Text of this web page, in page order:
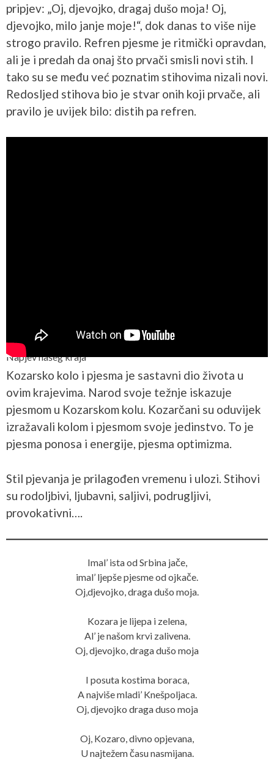
pripjev: „Oj, djevojko, dragaj dušo moja! Oj,
djevojko, milo janje moje!“, dok danas to više nije
strogo pravilo. Refren pjesme je ritmički opravdan,
ali je i predah da onaj što prvači smisli novi stih. I
tako su se među već poznatim stihovima nizali novi.
Redosljed stihova bio je stvar onih koji prvače, ali
pravilo je uvijek bilo: distih pa refren.
Napjev našeg kraja
Kozarsko kolo i pjesma je sastavni dio života u
ovim krajevima. Narod svoje težnje iskazuje
pjesmom u Kozarskom kolu. Kozarčani su oduvijek
izražavali kolom i pjesmom svoje jedinstvo. To je
pjesma ponosa i energije, pjesma optimizma.
Stil pjevanja je prilagođen vremenu i ulozi. Stihovi
su rodoljbivi, ljubavni, saljivi, podrugljivi,
provokativni….
Imal’ ista od Srbina jače,
imal’ ljepše pjesme od ojkače.
Oj,djevojko, draga dušo moja.
Kozara je lijepa i zelena,
Al’ je našom krvi zalivena.
Oj, djevojko, draga dušo moja
I posuta kostima boraca,
A najviše mladi’ Knešpoljaca.
Oj, djevojko draga duso moja
Oj, Kozaro, divno opjevana,
U najtežem času nasmijana.